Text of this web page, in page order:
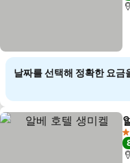
날짜를 선택해 정확한 요금
3